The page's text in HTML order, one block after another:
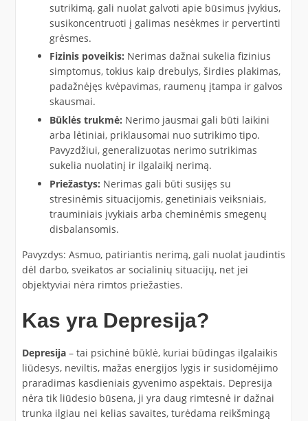
sutrikimą, gali nuolat galvoti apie būsimus įvykius,
susikoncentruoti į galimas nesėkmes ir pervertinti
grėsmes.
Fizinis poveikis: Nerimas dažnai sukelia fizinius
simptomus, tokius kaip drebulys, širdies plakimas,
padažnėjęs kvėpavimas, raumenų įtampa ir galvos
skausmai.
Būklės trukmė: Nerimo jausmai gali būti laikini
arba lėtiniai, priklausomai nuo sutrikimo tipo.
Pavyzdžiui, generalizuotas nerimo sutrikimas
sukelia nuolatinį ir ilgalaikį nerimą.
Priežastys: Nerimas gali būti susijęs su
stresinėmis situacijomis, genetiniais veiksniais,
trauminiais įvykiais arba cheminėmis smegenų
disbalansomis.
Pavyzdys: Asmuo, patiriantis nerimą, gali nuolat jaudintis
dėl darbo, sveikatos ar socialinių situacijų, net jei
objektyviai nėra rimtos priežasties.
Kas yra Depresija?
Depresija– tai psichinė būklė, kuriai būdingas ilgalaikis
liūdesys, neviltis, mažas energijos lygis ir susidomėjimo
praradimas kasdieniais gyvenimo aspektais. Depresija
nėra tik liūdesio būsena, ji yra daug rimtesnė ir dažnai
trunka ilgiau nei kelias savaites, turėdama reikšmingą